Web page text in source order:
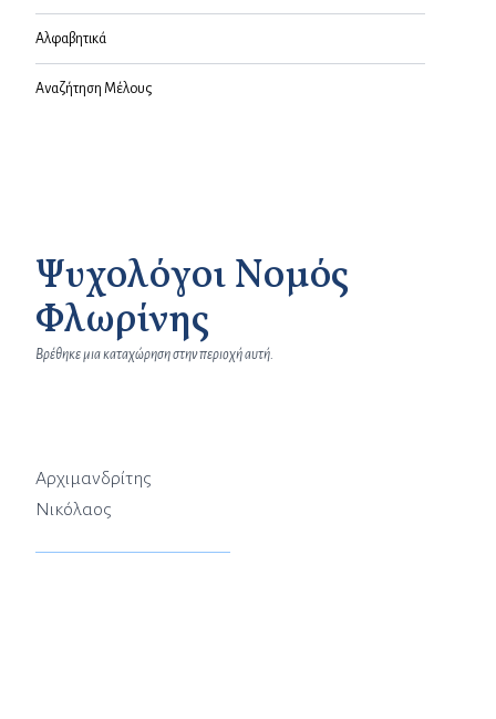
Αλφαβητικά
Αναζήτηση Μέλους
Ψυχολόγοι Νομός
Φλωρίνης
Βρέθηκε μια καταχώρηση στην περιοχή αυτή.
Αρχιμανδρίτης
Νικόλαος